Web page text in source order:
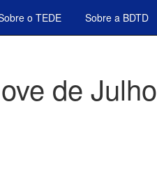
o TEDE Sobre a BDTD
de Julho